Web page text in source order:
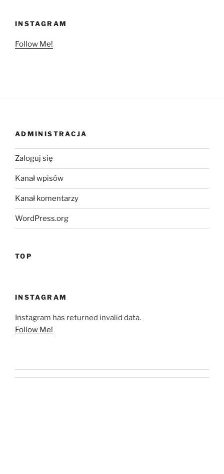
INSTAGRAM
Follow Me!
ADMINISTRACJA
Zaloguj się
Kanał wpisów
Kanał komentarzy
WordPress.org
TOP
INSTAGRAM
Instagram has returned invalid data.
Follow Me!